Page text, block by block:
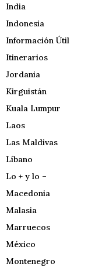
India
Indonesia
Información Útil
Itinerarios
Jordania
Kirguistán
Kuala Lumpur
Laos
Las Maldivas
Líbano
Lo + y lo –
Macedonia
Malasia
Marruecos
México
Montenegro